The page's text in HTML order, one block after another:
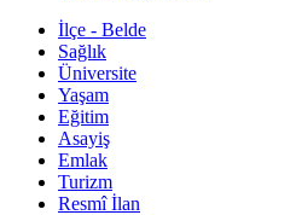
İlçe - Belde
Sağlık
Üniversite
Yaşam
Eğitim
Asayiş
Emlak
Turizm
Resmî İlan